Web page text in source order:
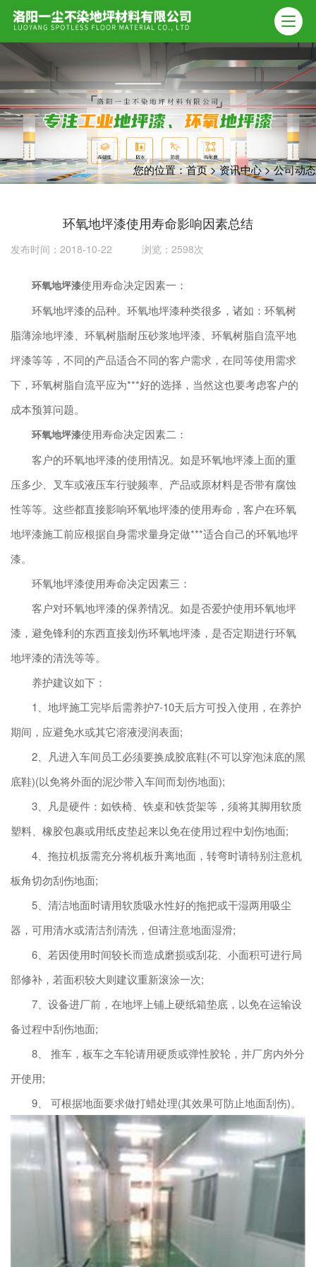
您的位置：首页>资讯中心>公司动态
环氧地坪漆使用寿命影响因素总结
发布时间：2018-10-22 浏览：2598次
环氧地坪漆使用寿命决定因素一：
环氧地坪漆的品种。环氧地坪漆种类很多，诸如：环氧树
脂薄涂地坪漆、环氧树脂耐压砂浆地坪漆、环氧树脂自流平地
坪漆等等，不同的产品适合不同的客户需求，在同等使用需求
下，环氧树脂自流平应为***好的选择，当然这也要考虑客户的
成本预算问题。
环氧地坪漆使用寿命决定因素二：
客户的环氧地坪漆的使用情况。如是环氧地坪漆上面的重
压多少、叉车或液压车行驶频率、产品或原材料是否带有腐蚀
性等等。这些都直接影响环氧地坪漆的使用寿命，客户在环氧
地坪漆施工前应根据自身需求量身定做***适合自己的环氧地坪
漆。
环氧地坪漆使用寿命决定因素三：
客户对环氧地坪漆的保养情况。如是否爱护使用环氧地坪
漆，避免锋利的东西直接划伤环氧地坪漆，是否定期进行环氧
地坪漆的清洗等等。
养护建议如下：
1、地坪施工完毕后需养护7-10天后方可投入使用，在养护
期间，应避免水或其它溶液浸润表面;
2、凡进入车间员工必须要换成胶底鞋(不可以穿泡沫底的黑
底鞋)(以免将外面的泥沙带入车间而划伤地面);
3、凡是硬件：如铁椅、铁桌和铁货架等，须将其脚用软质
塑料、橡胶包裹或用纸皮垫起来以免在使用过程中划伤地面;
4、拖拉机扳需充分将机板升离地面，转弯时请特别注意机
板角切勿刮伤地面;
5、清洁地面时请用软质吸水性好的拖把或干湿两用吸尘
器，可用清水或清洁剂清洗，但请注意地面湿滑;
6、若因使用时间较长而造成磨损或刮花、小面积可进行局
部修补，若面积较大则建议重新滚涂一次;
7、设备进厂前，在地坪上铺上硬纸箱垫底，以免在运输设
备过程中刮伤地面;
8、 推车，板车之车轮请用硬质或弹性胶轮，并厂房内外分
开使用;
9、 可根据地面要求做打蜡处理(其效果可防止地面刮伤)。